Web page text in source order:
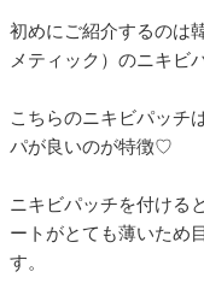
初めにご紹介するのは
メティック）のニキビ
こちらのニキビパッチ
パが良いのが特徴♡
ニキビパッチを付ける
ートがとても薄いため
す。